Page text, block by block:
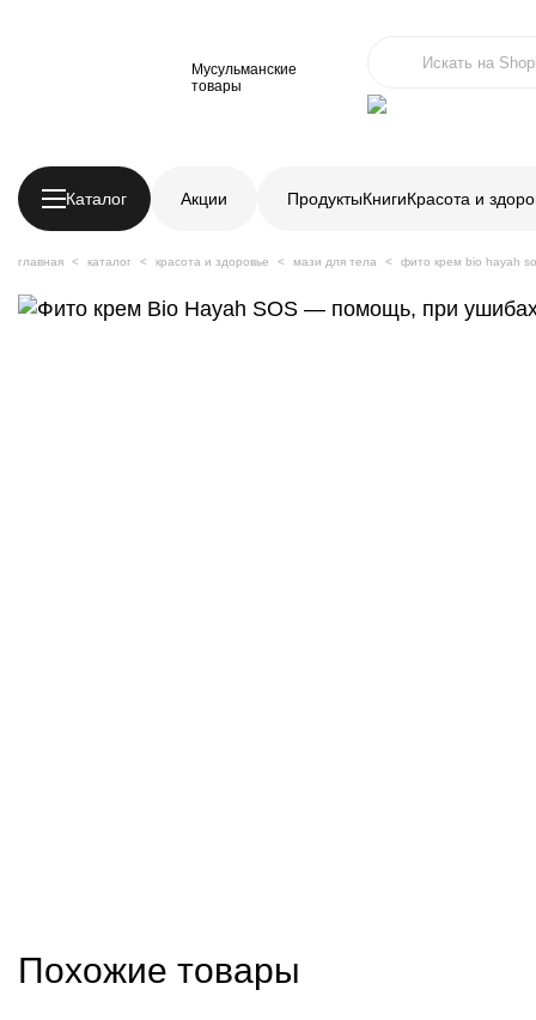
Мусульманские
товары
Каталог Акции ПродуктыКнигиКрасота и
главная каталог красота и здоровье мази для тела фито крем bio hayah
Похожие товары